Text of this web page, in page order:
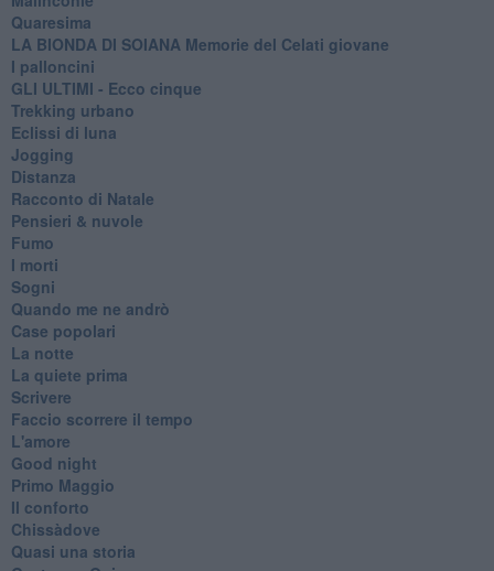
Quaresima
LA BIONDA DI SOIANA Memorie del Celati giovane
I palloncini
GLI ULTIMI - Ecco cinque
Trekking urbano
Eclissi di luna
Jogging
Distanza
Racconto di Natale
Pensieri & nuvole
Fumo
I morti
Sogni
Quando me ne andrò
Case popolari
La notte
La quiete prima
Scrivere
Faccio scorrere il tempo
L'amore
Good night
Primo Maggio
Il conforto
Chissàdove
Quasi una storia